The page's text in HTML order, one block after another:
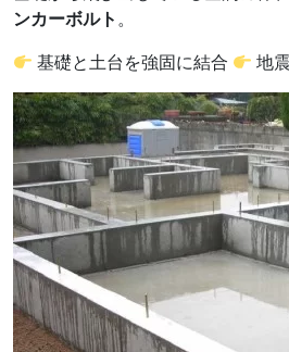
ンカーボルト。
基礎と土台を強固に結合
地